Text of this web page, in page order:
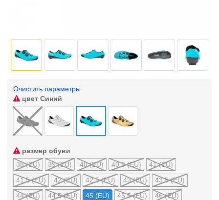
Очистить параметры
цвет Синий
размер обуви
38 (EU)
39 (EU) 40 (EU) 40.5 (EU)
41 (EU)
41.5 (EU)
42 (EU) 42.5 (EU) 43 (EU)
43.5 (EU)
44 (EU)
44.5 (EU) 45 (EU) 45.5 (EU)
46 (EU)